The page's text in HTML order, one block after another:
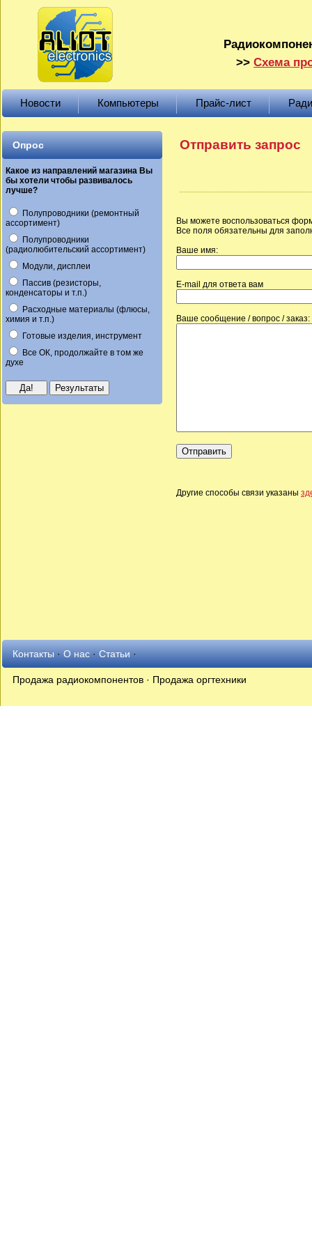
>> Схема
Новости Компьютеры Прайс-лист
Опрос
Какое из направлений магазина Вы
бы хотели чтобы развивалось
лучше?
Полупроводники (ремонтный
ассортимент)
Полупроводники
(радиолюбительский ассортимент)
Модули, дисплеи
Пассив (резисторы,
конденсаторы и т.п.)
Расходные материалы (флюсы,
химия и т.п.)
Готовые изделия, инструмент
Все ОК, продолжайте в том же
духе
Отправить запрос
Вы можете воспользоваться
Все поля обязательны для
Ваше имя:
E-mail для ответа вам
Ваше сообщение / вопрос / заказ:
Другие способы связи указаны
Контакты·О нас·Статьи·
Продажа радиокомпонентов · Продажа оргтехники